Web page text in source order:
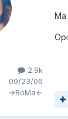
2.9k
09/23/06
→RoMa←